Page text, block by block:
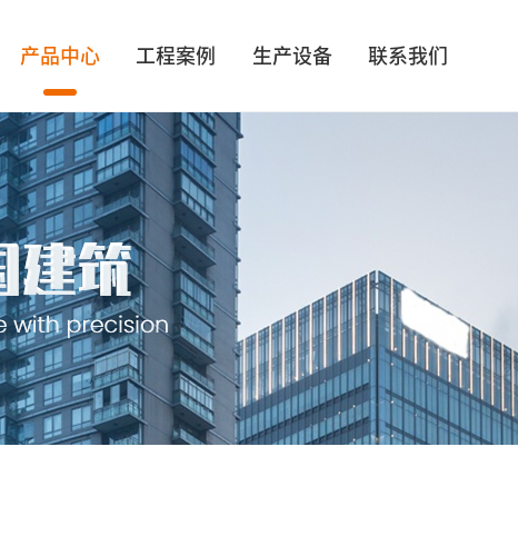
产品中心 工程案例 生产设备 联系我们